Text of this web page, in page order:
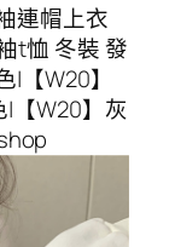
連帽上衣
t恤 冬裝 發
【W20】
【W20】灰